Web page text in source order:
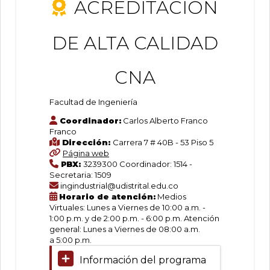
créditos
Ingeniería)
SNIES
16877
Norma
Interna
de
Creación:
Resolución
022
2000
Registro
Calificado:
Resolución
Ingeniería
Industrial
Ingeniería
ACREDITACIÓN
DE
ACREDITACIÓN
DE ALTA CALIDAD
CNA
Facultad de Ingeniería
Coordinador: Carlos Alberto Franco
Franco
Dirección: Carrera 7 # 40B - 53 Piso 5
Página web
PBX: 3239300 Coordinador: 1514 -
Secretaria: 1509
ingindustrial@udistrital.edu.co
Horario de atención: Medios
Virtuales: Lunes a Viernes de 10:00 a.m. -
1:00 p.m. y de 2:00 p.m. - 6:00 p.m. Atención
general: Lunes a Viernes de 08:00 a.m.
a 5:00 p.m.
Información del programa